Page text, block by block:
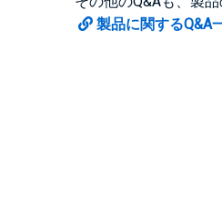
製品に関するQ&A